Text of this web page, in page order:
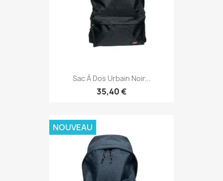
Sac À Dos Urbain Noir...
35,40 €
NOUVEAU